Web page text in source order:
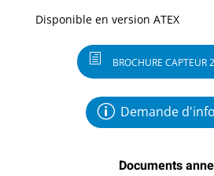
Disponible en version ATEX
BROCHURE CAPTEUR
Demande
Documents